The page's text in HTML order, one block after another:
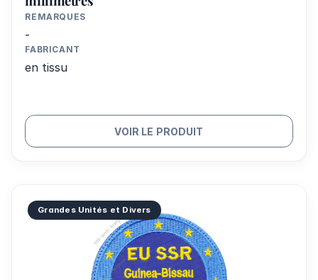
REMARQUES
-
FABRICANT
en tissu
VOIR LE PRODUIT
Grandes Unités et Divers